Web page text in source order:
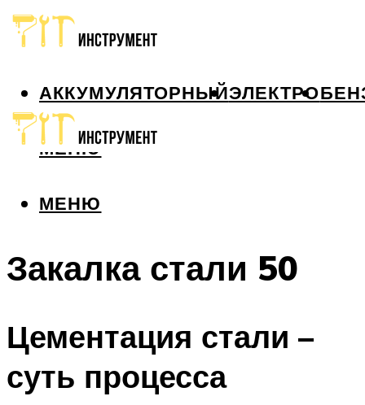
АККУМУЛЯТОРНЫЙЭЛЕКТРО
МЕНЮ
МЕНЮ
Закалка стали 50
Цементация стали –
суть процесса